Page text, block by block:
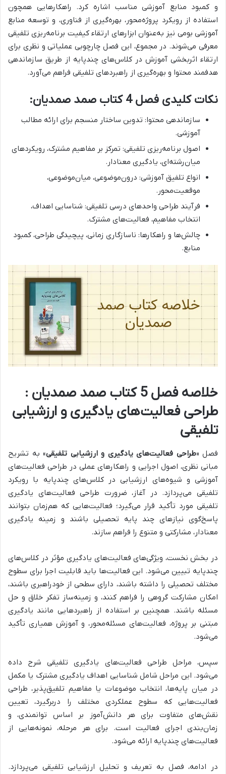
و کمبود منابع آموزشی مناسب اشاره کرد. راهکارهایی همچون
استفاده از رویکرد پروژه‌محور، بهره‌گیری از فناوری، و توسعه منابع
آموزشی بومی نیز به‌عنوان ابزارهای ارتقاء کیفیت برنامه‌ریزی تلفیقی
معرفی می‌شوند. در مجموع، این فصل چارچوبی عملیاتی و نظری برای
ارتقاء اثربخشی آموزش در کلاس‌های چندپایه از طریق سازماندهی
هدفمند محتوا و بهره‌گیری از راهبردهای تلفیقی فراهم می‌آورد.
نکات کلیدی فصل 4 کتاب صمد صمدیان:
سازماندهی محتوا: تدوین ساختار منسجم برای ارائه مطالب
آموزشی.
اصول برنامه‌ریزی تلفیقی: تمرکز بر مفاهیم مشترک، رویکردهای
میان‌رشته‌ای، یادگیری معنادار.
انواع تلفیق آموزشی: درون‌موضوعی، میان‌موضوعی،
موقعیت‌محور.
فرآیند طراحی واحدهای درسی تلفیقی: شناسایی اهداف،
انتخاب مفاهیم، فعالیت‌های مشترک.
چالش‌ها و راهکارها: ناسازگاری زمانی، پیچیدگی طراحی، کمبود
منابع.
خلاصه فصل 5 کتاب صمد صمدیان :
طراحی فعالیت‌های یادگیری و ارزشیابی
تلفیقی
فصل «طراحی فعالیت‌های یادگیری و ارزشیابی تلفیقی» به تشریح
مبانی نظری، اصول اجرایی و راهکارهای عملی در طراحی فعالیت‌های
آموزشی و شیوه‌های ارزشیابی در کلاس‌های چندپایه با رویکرد
تلفیقیمی‌پردازد. در آغاز، ضرورت طراحی فعالیت‌های یادگیری
تلفیقی مورد تأکید قرار می‌گیرد؛ فعالیت‌هایی که هم‌زمان بتوانند
پاسخ‌گوی نیازهای چند پایه تحصیلی باشند و زمینه یادگیری
معنادار، مشارکتی و متنوع را فراهم سازند.
در بخش نخست، ویژگی‌های فعالیت‌های یادگیری مؤثر در کلاس‌های
چندپایه تبیین می‌شود. این فعالیت‌ها باید قابلیت اجرا برای سطوح
مختلف تحصیلی را داشته باشند، دارای سطحی از خودراهبری باشند،
امکان مشارکت گروهی را فراهم کنند، و زمینه‌ساز تفکر خلاق و حل
مسئله باشند. همچنین بر استفاده از راهبردهایی مانند یادگیری
مبتنی بر پروژه، فعالیت‌های مسئله‌محور، و آموزش همیاری تأکید
می‌شود.
سپس، مراحل طراحی فعالیت‌های یادگیری تلفیقی شرح داده
می‌شود. این مراحل شامل شناسایی اهداف یادگیری مشترک یا مکمل
در میان پایه‌ها، انتخاب موضوعات یا مفاهیم تلفیق‌پذیر، طراحی
فعالیت‌هایی که سطوح عملکردی مختلف را دربرگیرد، تعیین
نقش‌های متفاوت برای هر دانش‌آموز بر اساس توانمندی، و
زمان‌بندی اجرای فعالیت است. برای هر مرحله، نمونه‌هایی از
فعالیت‌های چندپایه ارائه می‌شود.
در ادامه، فصل به تعریف و تحلیل ارزشیابی تلفیقی می‌پردازد.